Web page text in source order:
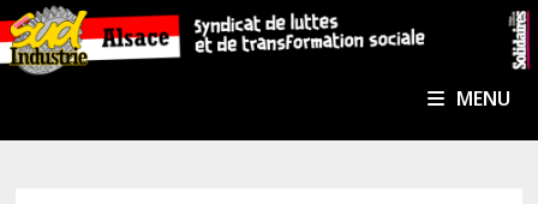
Passer
au
contenu
MENU